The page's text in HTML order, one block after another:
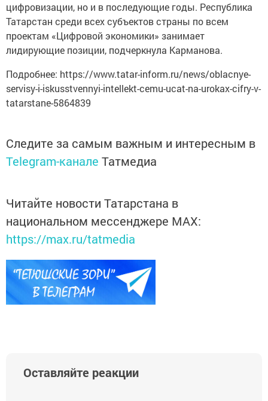
цифровизации, но и в последующие годы. Республика
Татарстан среди всех субъектов страны по всем
проектам «Цифровой экономики» занимает
лидирующие позиции, подчеркнула Карманова.
Подробнее: https://www.tatar-inform.ru/news/oblacnye-
servisy-i-iskusstvennyi-intellekt-cemu-ucat-na-urokax-cifry-v-
tatarstane-5864839
Следите за самым важным и интересным в
Telegram-канале Татмедиа
Читайте новости Татарстана в
национальном мессенджере MАХ:
https://max.ru/tatmedia
Оставляйте реакции